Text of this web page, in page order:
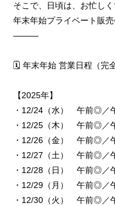
そこで、日頃は、お忙し
年末年始プライベート販売
―――
🗓️ 年末年始 営業日程（完
【2025年】
・12/24（水） 午前◎／
・12/25（木） 午前◎／
・12/26（金） 午前◎／
・12/27（土） 午前◎／
・12/28（日） 午前◎／
・12/29（月） 午前◎／
・12/30（火） 午前◎／